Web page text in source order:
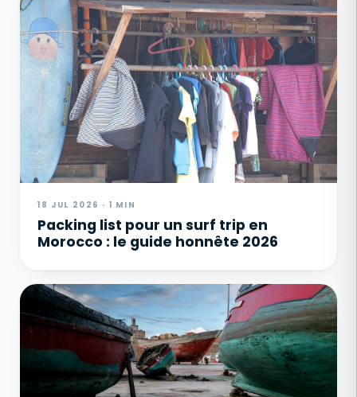
18 JUL 2026 · 1 MIN
Packing list pour un surf trip en
Morocco : le guide honnête 2026